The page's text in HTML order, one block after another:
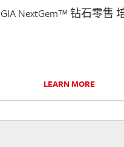
GIA NextGem™ 钻石零售
LEARN MORE